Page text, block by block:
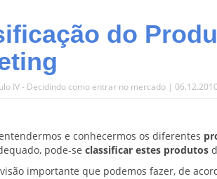
do
IV - Decidindo como entrar no mercado |
e conhecermos os diferentes
pode-se classificar estes produtos
importante que podemos fazer, de